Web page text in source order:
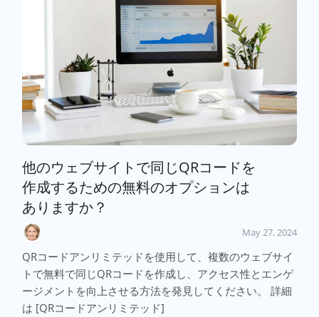
他のウェブサイトで同じQRコードを
作成するための無料のオプションは
ありますか？
May 27, 2024
QRコードアンリミテッドを使用して、複数のウェブサイ
トで無料で同じQRコードを作成し、アクセス性とエンゲ
ージメントを向上させる方法を発見してください。 詳細
は [QRコードアンリミテッド]